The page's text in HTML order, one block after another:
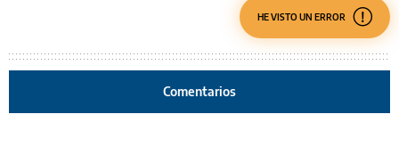
HE VISTO UN ERROR
Comentarios